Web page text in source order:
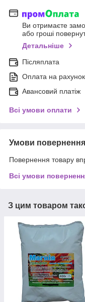
Ви отримаєте
або гроші
Детальніше
Післяплата
Оплата на рахунок
Авансовий платіж
Всі умови оплати
Умови повернення
Повернення товару
Всі умови
З цим товаром